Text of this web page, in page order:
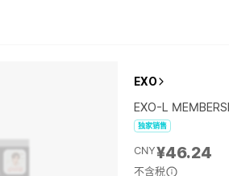
EXO
EXO-L
独家销售
CNY¥46.24
不含税